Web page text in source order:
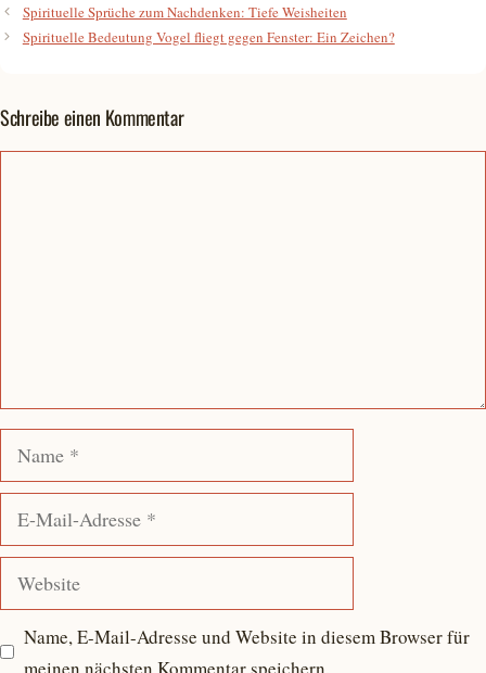
Spirituelle Sprüche zum Nachdenken: Tiefe Weisheiten
Spirituelle Bedeutung Vogel fliegt gegen Fenster: Ein Zeichen?
Schreibe einen Kommentar
Name
Mail-
Website
Name, E-Mail-Adresse und Website in diesem Browser für
meinen nächsten Kommentar speichern.